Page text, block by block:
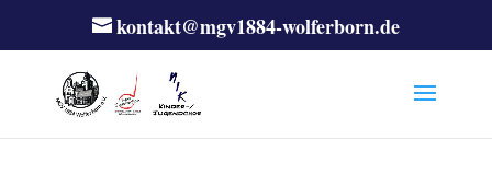
kontakt@mgv1884-wolferborn.de